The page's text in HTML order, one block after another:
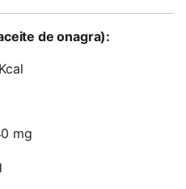
de onagra):
mg